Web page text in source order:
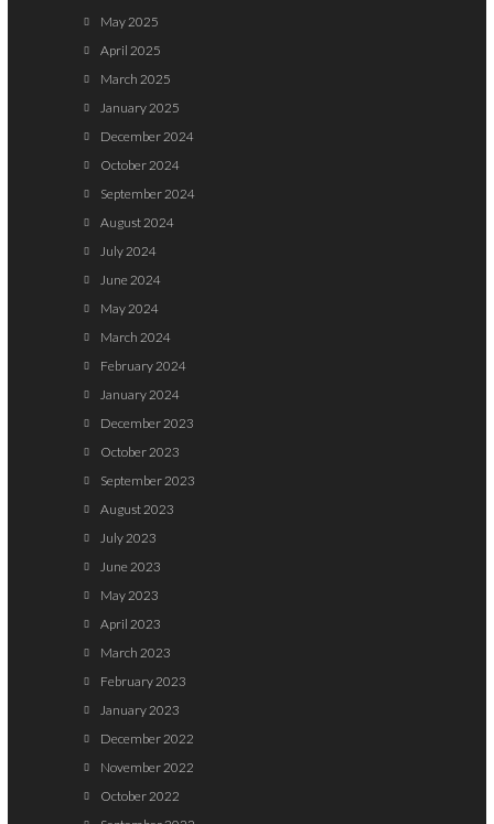
May 2025
April 2025
March 2025
January 2025
December 2024
October 2024
September 2024
August 2024
July 2024
June 2024
May 2024
March 2024
February 2024
January 2024
December 2023
October 2023
September 2023
August 2023
July 2023
June 2023
May 2023
April 2023
March 2023
February 2023
January 2023
December 2022
November 2022
October 2022